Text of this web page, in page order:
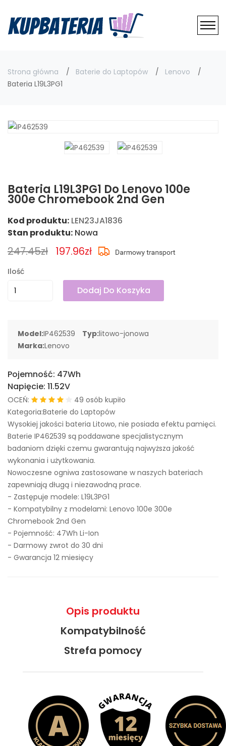
Strona główna Baterie do Laptopów
Lenovo
Bateria L19L3PG1
Bateria L19L3PG1 Do Lenovo 100e
300e Chromebook 2nd Gen
Kod produktu: LEN23JA1836
Stan produktu: Nowa
247.45zł 197.96zł
Ilość
Dodaj Do Koszyka
Model:IP462539 Typ:litowo-jonowa
Marka:Lenovo
Pojemność: 47Wh
Napięcie: 11.52V
OCEŃ:
49 osób kupiło
Kategoria:Baterie do Laptopów
Wysokiej jakości bateria Litowo, nie posiada efektu pamięci.
Baterie IP462539 są poddawane specjalistycznym
badaniom dzięki czemu gwarantują najwyższa jakość
wykonania i użytkowania.
Nowoczesne ogniwa zastosowane w naszych bateriach
zapewniają długą i niezawodną prace.
- Zastępuje modele: L19L3PG1
- Kompatybilny z modelami: Lenovo 100e 300e
Chromebook 2nd Gen
- Pojemność: 47Wh Li-Ion
- Darmowy zwrot do 30 dni
- Gwarancja 12 miesięcy
Opis produktu
Kompatybilność
Strefa pomocy